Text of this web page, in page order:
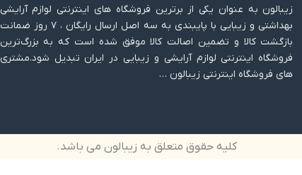
زیبالون به عنوان یکی از برترین فروشگاه های اینترنتی لوازم آرایشی
بهداشتی و زیبایی با پایبندی به سه اصل ارسال رایگان ، ۷ روز ضمانت
بازگشت کالا و تضمین اصالت کالا موفق شده است که به بزرگ‌ترین
فروشگاه اینترنتی لوازم آرایشی و زیبایی در ایران تبدیل شود.مشتری
های فروشگاه اینترنتی زیبالون …
کلیه حقوق متعلق به زیبالون می باشد.